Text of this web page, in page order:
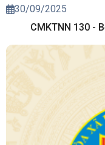
30/09/2025
CMKTNN 130 -